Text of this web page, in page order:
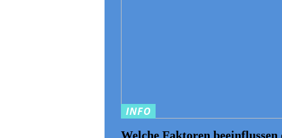
INFO
Welche Faktoren beeinflussen